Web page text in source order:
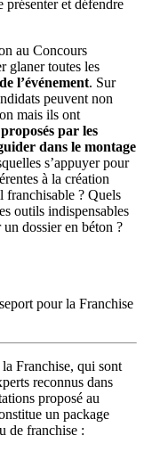
et défendre
au Concours
glaner toutes les
l’événement. Sur
peuvent non
mais ils ont
par les
dans le montage
s’appuyer pour
à la création
franchisable ? Quels
outils indispensables
dossier en béton ?
pour la Franchise
Franchise, qui sont
reconnus dans
proposé au
un package
de franchise :